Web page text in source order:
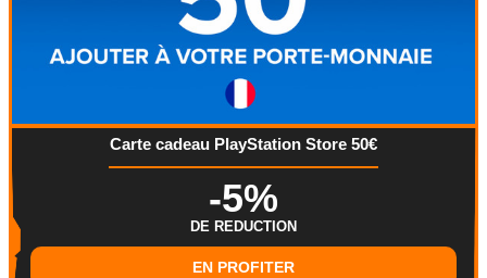
Carte cadeau PlayStation Store 50€
-5%
DE REDUCTION
EN PROFITER